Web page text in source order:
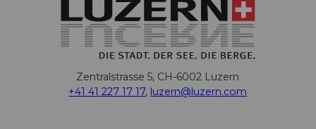
Zentralstrasse 5, CH-6002 Luzern
+41 41 227 17 17, luzern@luzern.com